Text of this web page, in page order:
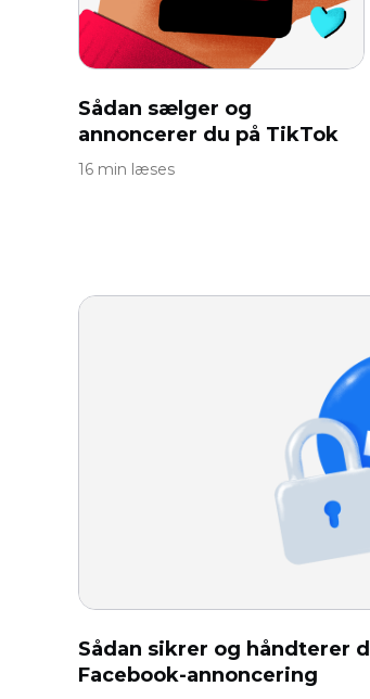
Sådan sælger og
annoncerer du på TikTok
16 min læses
Sådan sikrer og håndterer
Facebook-annoncering